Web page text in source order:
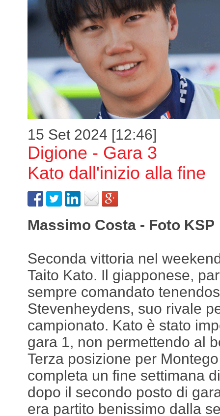
15 Set 2024 [12:46]
Digione - Gara 3
Kato dall'inizio alla fine
Massimo Costa - Foto KSP
Seconda vittoria nel
Taito Kato. Il giapponese,
sempre comandato
Stevenheydens, suo rivale
campionato. Kato è stato
gara 1, non permettendo al
Terza posizione per
completa un fine settimana
dopo il secondo posto di
era partito benissimo dalla